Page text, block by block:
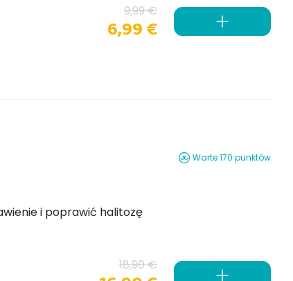
9,99 €
6,99 €
Warte 170 punktów
Orme Naturali Hybrid pomaga złagodzić łzawienie i poprawić halitozę
18,90 €